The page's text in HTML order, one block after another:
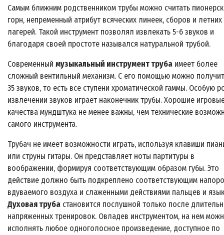
Самым ближним родственником трубы можно считать
горн, непременный атрибут всяческих линеек, сборов и летних
лагерей. Такой инструмент позволял извлекать 5-6 звуков и
благодаря своей простоте назывался натуральной трубой.
Современный музыкальный инструмент труба имеет более
сложный вентильный механизм. С его помощью можно
35 звуков, то есть все ступени хроматической гаммы. Особую
извлечении звуков играет наконечник трубы. Хорошие
качества мундштука не менее важны, чем технические
самого инструмента.
Трубач не имеет возможности играть, используя клавиши
или струны гитары. Он представляет ноты партитуры в
воображении, формируя соответствующим образом губы. Это
действие должно быть подкреплено соответствующим
вдуваемого воздуха и слаженными действиями пальцев и
Духовая труба становится послушной только после
напряженных тренировок. Овладев инструментом, на нем
исполнять любое одноголосное произведение, доступное по